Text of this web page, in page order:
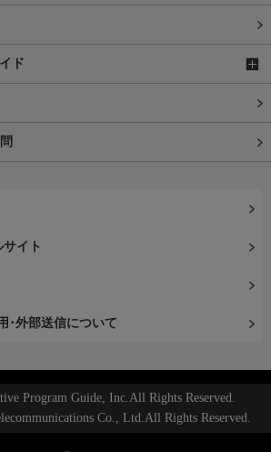
ド
イト
･外部送信について
Program Guide, Inc.All Rights Reserved.
Co., Ltd.All Rights Reserved.